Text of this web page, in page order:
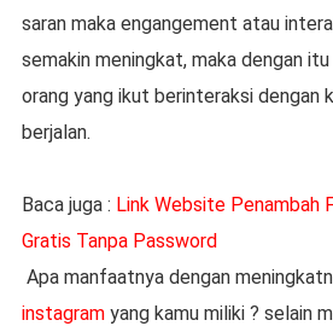
saran maka engangement atau
semakin meningkat, maka dengan
orang yang ikut berinteraksi dengan
berjalan.
Baca juga : Link Website Penambah
Gratis Tanpa Password
Apa manfaatnya dengan
instagramyang kamu miliki ? selain